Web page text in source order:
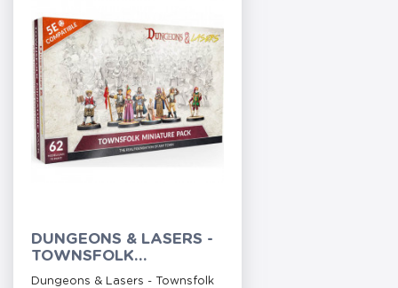
DUNGEONS & LASERS -
TOWNSFOLK
Dungeons & Lasers - Townsfolk